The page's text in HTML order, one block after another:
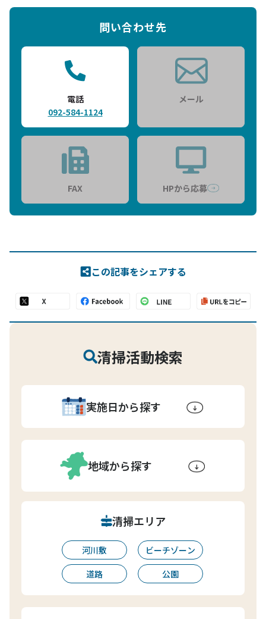
問い合わせ先
電話
092-584-1124
メール
FAX HPから応募
この記事をシェアする
清掃活動検索
実施日から探す
地域から探す
清掃エリア
河川敷
ビーチゾーン
道路
公園